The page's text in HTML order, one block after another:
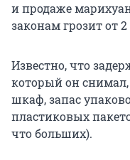
и продаже
законам грозит от
Известно, что
который он
шкаф, запас
пластиковых
что больших).